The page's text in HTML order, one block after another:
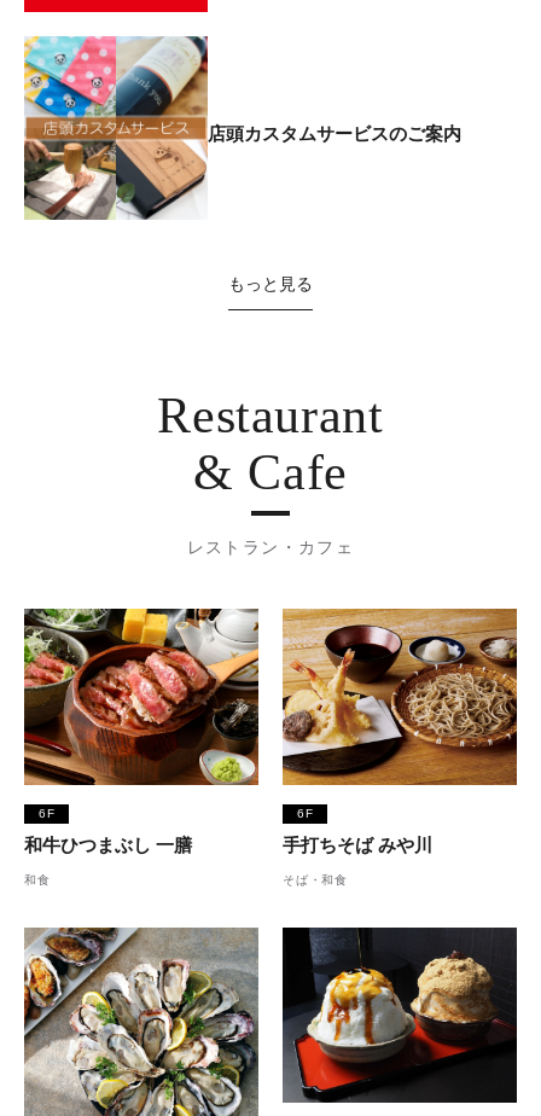
店頭カスタムサービスのご案内
もっと見る
Restaurant
& Cafe
レストラン・カフェ
6F
和牛ひつまぶし 一膳
和食
6F
手打ちそば みや川
そば・和食